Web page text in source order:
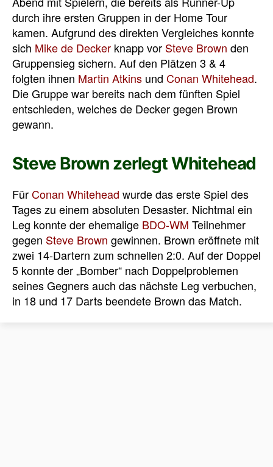
durch ihre ersten Gruppen in der Home Tour
kamen. Aufgrund des direkten Vergleiches konnte
sich Mike de Decker knapp vor Steve Brown den
Gruppensieg sichern. Auf den Plätzen 3 & 4
folgten ihnen Martin Atkins und Conan Whitehead.
Die Gruppe war bereits nach dem fünften Spiel
entschieden, welches de Decker gegen Brown
gewann.
Steve Brown zerlegt Whitehead
FürConan Whitehead wurde das erste Spiel des
Tages zu einem absoluten Desaster. Nichtmal ein
Leg konnte der ehemalige BDO-WM Teilnehmer
gegen Steve Brown gewinnen. Brown eröffnete mit
zwei 14-Dartern zum schnellen 2:0. Auf der Doppel
5 konnte der „Bomber“ nach Doppelproblemen
seines Gegners auch das nächste Leg verbuchen,
in 18 und 17 Darts beendete Brown das Match.